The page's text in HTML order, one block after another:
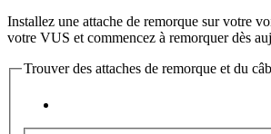
Installez une attache de remorque sur votre
votre VUS et commencez à remorquer dès
Trouver des attaches de remorque et du